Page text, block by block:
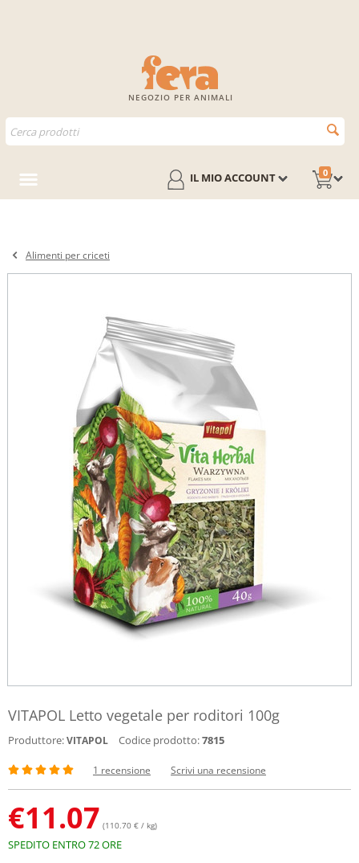
NEGOZIO PER ANIMALI
0
IL MIO ACCOUNT
Alimenti per criceti
VITAPOL Letto vegetale per roditori 100g
Produttore:VITAPOL Codice prodotto:7815
1 recensione Scrivi una recensione
€11.07 (110.70 € / kg)
SPEDITO ENTRO 72 ORE